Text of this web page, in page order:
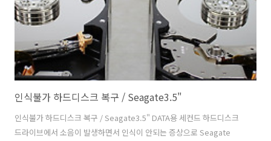
인식불가 하드디스크 복구 / Seagate3.5"
인식불가 하드디스크 복구 / Seagate3.5" DATA용 세컨드 하드디스크
드라이브에서 소음이 발생하면서 인식이 안되는 증상으로 Seagate